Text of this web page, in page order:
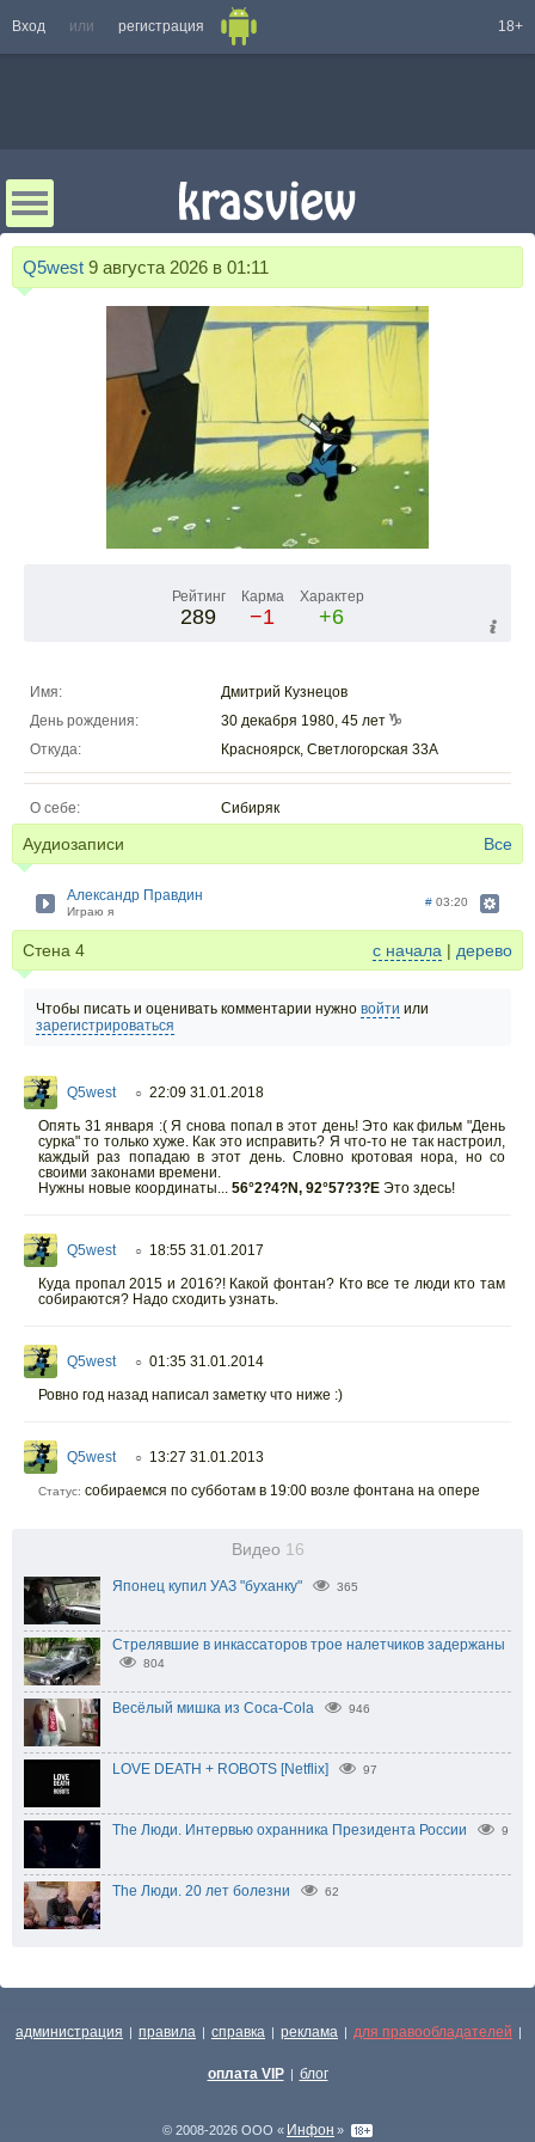
Вход или регистрация 18+
Q5west 9 августа 2026 в 01:11
Рейтинг
289
Карма
−1
Характер
+6
Имя:
Дмитрий Кузнецов
День рождения:
30 декабря 1980, 45 лет
Откуда:
Красноярск, Светлогорская 33А
О себе: Сибиряк
Аудиозаписи Все
Александр Правдин
Играю я
# 03:20
Стена 4 с начала | дерево
Чтобы писать и оценивать комментарии нужно войти или
зарегистрироваться
Q5west ○ 22:09 31.01.2018
Опять 31 января :( Я снова попал в этот день! Это как фильм "День
сурка" то только хуже. Как это исправить? Я что-то не так настроил,
каждый раз попадаю в этот день. Словно кротовая нора, но со
своими законами времени.
Нужны новые координаты... 56°2?4?N, 92°57?3?E Это здесь!
Q5west ○ 18:55 31.01.2017
Куда пропал 2015 и 2016?! Какой фонтан? Кто все те люди кто там
собираются? Надо сходить узнать.
Q5west ○ 01:35 31.01.2014
Ровно год назад написал заметку что ниже :)
Q5west ○ 13:27 31.01.2013
Статус: собираемся по субботам в 19:00 возле фонтана на опере
Видео 16
Японец купил УАЗ "буханку" 365
Стрелявшие в инкассаторов трое налетчиков задержаны
804
Весёлый мишка из Coca-Cola 946
LOVE DEATH + ROBOTS [Netflix] 97
The Люди. Интервью охранника Президента России 9
The Люди. 20 лет болезни 62
администрация | правила | справка | реклама | для правообладателей |
оплата VIP | блог
© 2008-2026 ООО « Инфон »